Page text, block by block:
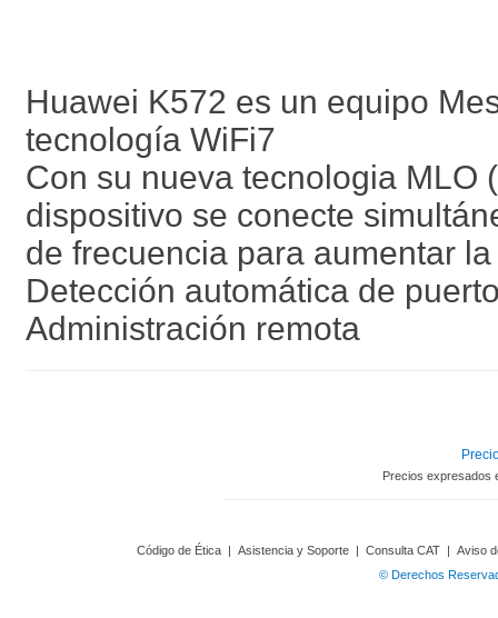
Huawei K572 es un equipo
tecnología WiFi7
Con su nueva tecnologia MLO
dispositivo se conecte
de frecuencia para aumentar
Detección automática de
Administración remota
Precios expresados
Código de Ética | Asistencia y Soporte | Consulta CAT | Aviso
© Derechos